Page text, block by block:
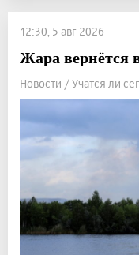
12:30, 5 авг 2026
Жара вернётся
Новости / Учатся ли